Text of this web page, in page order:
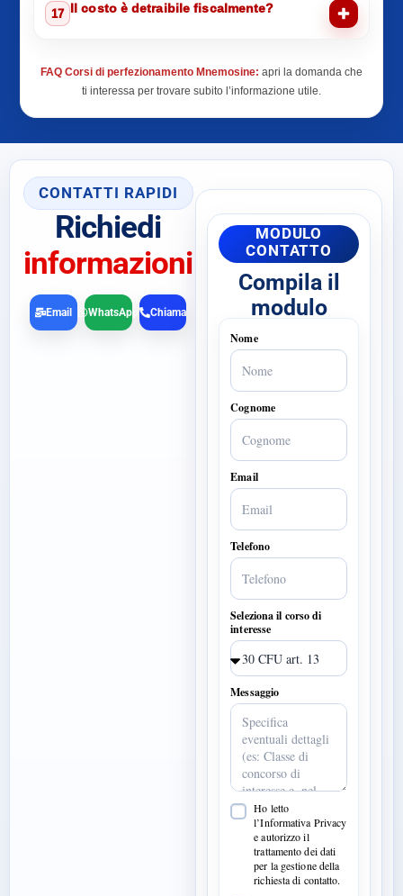
17 Il costo è detraibile fiscalmente?
FAQ Corsi di perfezionamento Mnemosine: apri la domanda che
ti interessa per trovare subito l’informazione utile.
CONTATTI RAPIDI
Richiedi
informazioni
Chiama
Email WhatsApp
MODULO
CONTATTO
Compila il
modulo
Nome
Cognome
Email
Telefono
Seleziona il corso di
interesse
Messaggio
Ho letto
l’Informativa Privacy
e autorizzo il
trattamento dei dati
per la gestione della
richiesta di contatto.